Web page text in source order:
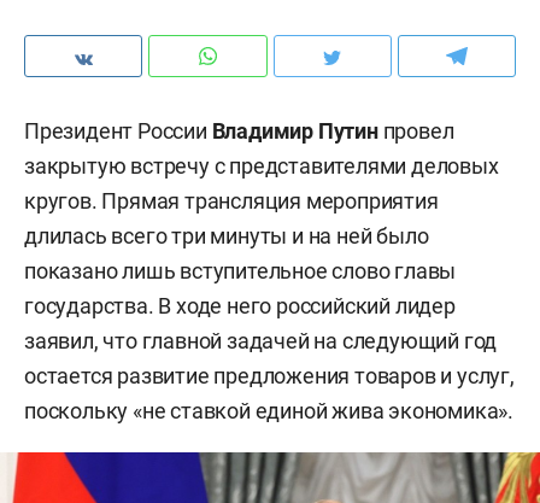
Президент России Владимир Путинпровел
закрытую встречу с представителями деловых
кругов. Прямая трансляция мероприятия
длилась всего три минуты и на ней было
показано лишь вступительное слово главы
государства. В ходе него российский лидер
заявил, что главной задачей на следующий год
остается развитие предложения товаров и услуг,
поскольку «не ставкой единой жива экономика».